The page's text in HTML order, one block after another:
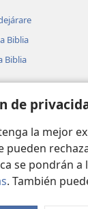
de
la mejor
pueden
se pondrán
. También
Biblia
Biblia
© 2026 Watch